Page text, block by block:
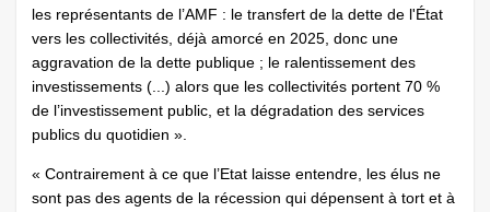
les représentants de l’AMF : le transfert de la dette de l'État
vers les collectivités, déjà amorcé en 2025, donc une
aggravation de la dette publique ; le ralentissement des
investissements (...) alors que les collectivités portent 70 %
de l’investissement public, et la dégradation des services
publics du quotidien ».
« Contrairement à ce que l’Etat laisse entendre, les élus ne
sont pas des agents de la récession qui dépensent à tort et à